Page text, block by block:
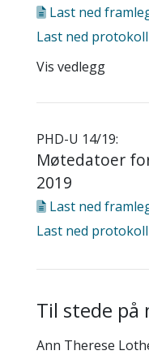
Last ned
Last ned protokoll
Vis vedlegg
PHD-U 14/19:
Møtedatoer
2019
Last ned
Last ned protokoll
Til stede på
Ann Therese